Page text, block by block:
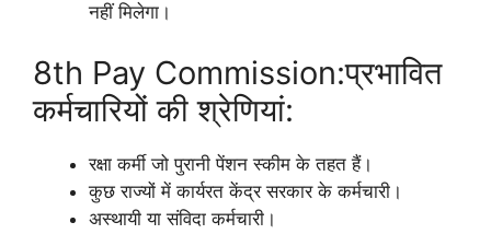
नहीं मिलेगा।
8th Pay Commission:प्रभावित
कर्मचारियों की श्रेणियां:
रक्षा कर्मी जो पुरानी पेंशन स्कीम के तहत हैं।
कुछ राज्यों में कार्यरत केंद्र सरकार के कर्मचारी।
अस्थायी या संविदा कर्मचारी।